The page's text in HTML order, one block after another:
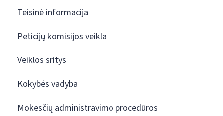
Teisinė informacija
Peticijų komisijos veikla
Veiklos sritys
Kokybės vadyba
Mokesčių administravimo procedūros